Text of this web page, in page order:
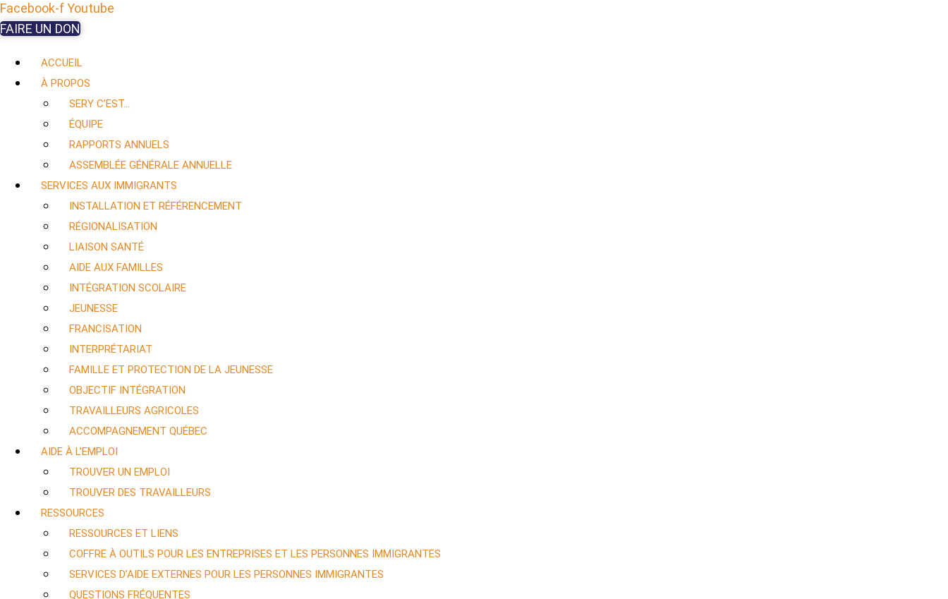
Facebook-fYoutube
FAIRE UN DON
ACCUEIL
À PROPOS
SERY C’EST…
ÉQUIPE
RAPPORTS ANNUELS
ASSEMBLÉE GÉNÉRALE ANNUELLE
SERVICES AUX IMMIGRANTS
INSTALLATION ET RÉFÉRENCEMENT
RÉGIONALISATION
LIAISON SANTÉ
AIDE AUX FAMILLES
INTÉGRATION SCOLAIRE
JEUNESSE
FRANCISATION
INTERPRÉTARIAT
FAMILLE ET PROTECTION DE LA JEUNESSE
OBJECTIF INTÉGRATION
TRAVAILLEURS AGRICOLES
ACCOMPAGNEMENT QUÉBEC
AIDE À L’EMPLOI
TROUVER UN EMPLOI
TROUVER DES TRAVAILLEURS
RESSOURCES
RESSOURCES ET LIENS
COFFRE À OUTILS POUR LES ENTREPRISES ET LES PERSONNES IMMIGRANTES
SERVICES D’AIDE EXTERNES POUR LES PERSONNES IMMIGRANTES
QUESTIONS FRÉQUENTES